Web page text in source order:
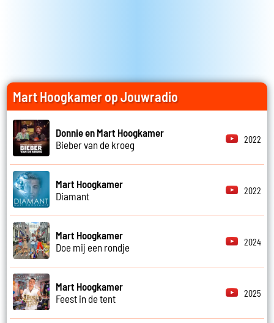
Mart Hoogkamer op Jouwradio
Donnie en Mart Hoogkamer
Bieber van de kroeg
2022
Mart Hoogkamer
Diamant
2022
Mart Hoogkamer
Doe mij een rondje
2024
Mart Hoogkamer
Feest in de tent
2025